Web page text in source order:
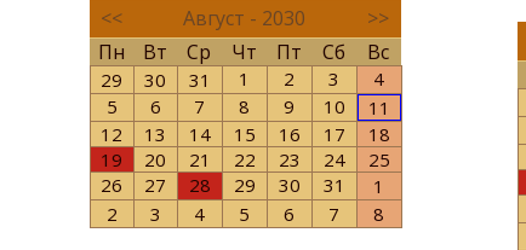
<< Август - 2030
>>
Пн
Вт Ср Чт Пт Сб Вс
29 30 31 1 2 3
4
5
6 7 8 9 10
11
12
13 14 15 16 17
18
19
20 21 22 23 24
25
26
27 28 29 30 31
1
2
3 4 5 6 7 8